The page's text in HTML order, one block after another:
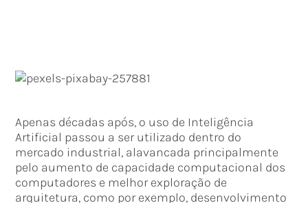
Apenas décadas após, o uso de Inteligência
Artificial passou a ser utilizado dentro do
mercado industrial, alavancada principalmente
pelo aumento de capacidade computacional dos
computadores e melhor exploração de
arquitetura, como por exemplo, desenvolvimento